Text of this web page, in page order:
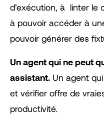
d’exécution, à linter le
à pouvoir accéder à
pouvoir générer des
Un agent qui ne peut
assistant. Un agent
et vérifier offre de
productivité.